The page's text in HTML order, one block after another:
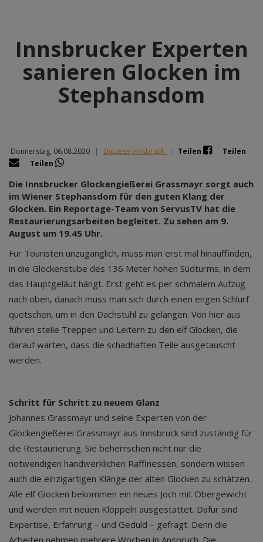
Innsbrucker Experten
sanieren Glocken im
Stephansdom
Donnerstag, 06.08.2020 | Diözese Innsbruck | Teilen
Teilen
Teilen
Die Innsbrucker Glockengießerei Grassmayr sorgt auch
im Wiener Stephansdom für den guten Klang der
Glocken. Ein Reportage-Team von ServusTV hat die
Restaurierungsarbeiten begleitet. Zu sehen am 9.
August um 19.45 Uhr.
Für Touristen unzugänglich, muss man erst mal hinauffinden,
in die Glockenstube des 136 Meter hohen Südturms, in dem
das Hauptgeläut hängt. Erst geht es per schmalem Aufzug
nach oben, danach muss man sich durch einen engen Schlurf
quetschen, um in den Dachstuhl zu gelangen. Von hier aus
führen steile Treppen und Leitern zu den elf Glocken, die
darauf warten, dass die schadhaften Teile ausgetauscht
werden.
Schritt für Schritt zu neuem Glanz
Johannes Grassmayr und seine Experten von der
Glockengießerei Grassmayr aus Innsbruck sind zuständig für
die Restaurierung. Sie beherrschen nicht nur die
notwendigen handwerklichen Raffinessen, sondern wissen
auch die einzigartigen Klänge der alten Glocken zu schätzen.
Alle elf Glocken bekommen ein neues Joch mit Obergewicht
und werden mit neuen Klöppeln ausgestattet. Dafür sind
Expertise, Erfahrung – und Geduld – gefragt. Denn die
Arbeiten nehmen mehrere Wochen in Anspruch. Die